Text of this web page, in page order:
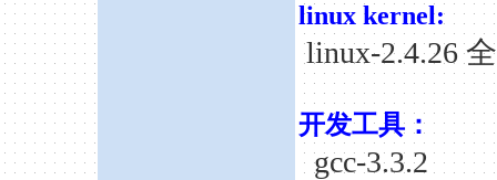
linux kernel:
linux-2.4.26
开发工具：
gcc-3.3.2